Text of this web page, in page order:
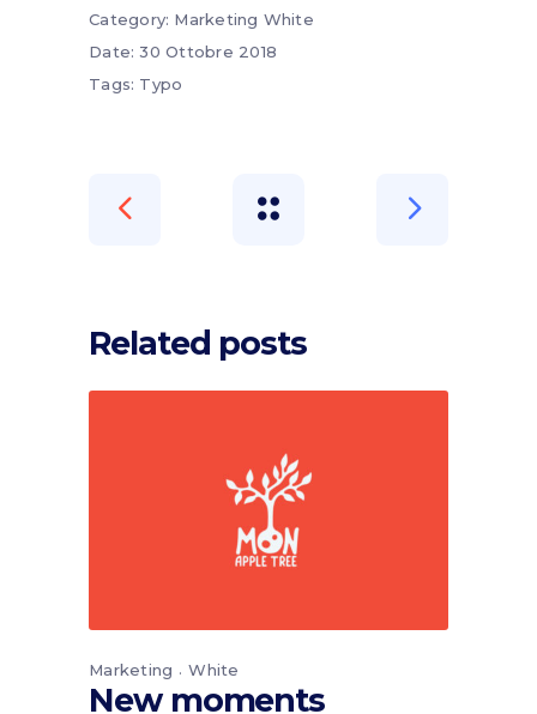
Category: Marketing White
Date: 30 Ottobre 2018
Tags: Typo
Related posts
Marketing White
New moments